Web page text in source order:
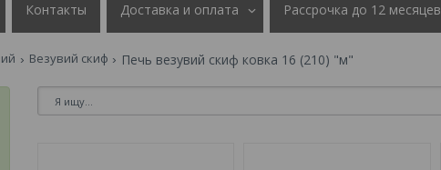
Контакты Доставка и оплата Рассрочка до 12 месяцев
Везувий скиф Печь везувий скиф ковка 16 (210) "м"